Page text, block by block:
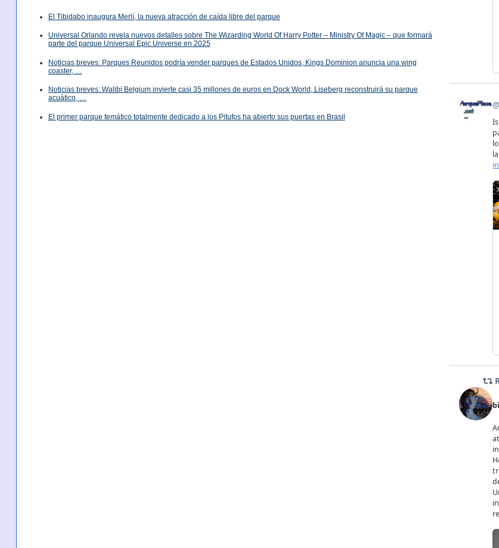
El Tibidabo inaugura Merlí, la nueva atracción de caída libre del parque
Universal Orlando revela nuevos detalles sobre The Wizarding World Of Harry Potter – Ministry Of Magic – que formará
parte del parque Universal Epic Universe en 2025
Noticias breves: Parques Reunidos podría vender parques de Estados Unidos, Kings Dominion anuncia una wing
coaster, …
Noticias breves: Walibi Belgium invierte casi 35 millones de euros en Dock World, Liseberg reconstruirá su parque
acuático, …
El primer parque temático totalmente dedicado a los Pitufos ha abierto sus puertas en Brasil